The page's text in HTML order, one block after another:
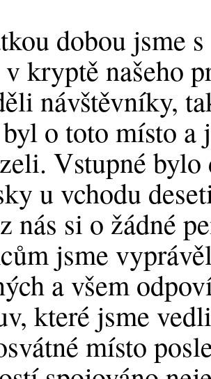
dobou jsme
kryptě našeho
návštěvníky,
o toto místo a
Vstupné
u vchodu
nás si o žádné
jsme
a všem
které jsme
místo